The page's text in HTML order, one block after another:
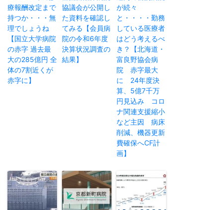
療報酬改定まで
持つか・・・無
理でしょうね
【国立大学病院
の赤字 過去最
大の285億円 全
体の7割近くが
赤字に】
協議会が公開し
た資料を確認し
てみる【会員病
院の令和6年度
決算状況調査の
結果】
が続々
と・・・・勤務
している医療者
はどう考えるべ
き？【北海道・
富良野協会病
院 赤字最大
に 24年度決
算、5億7千万
円見込み コロ
ナ関連支援縮小
など主因 病床
削減、機器更新
費確保へCF計
画】